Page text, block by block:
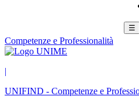
☰
Competenze e Professionalità
|
UNIFIND - Competenze e